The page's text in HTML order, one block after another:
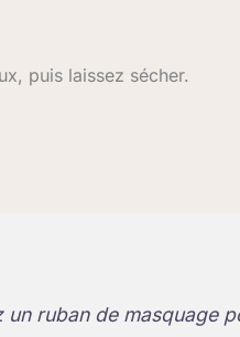
puis laissez sécher.
ruban de masquage